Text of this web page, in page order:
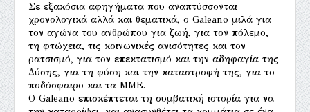
Σε εξακόσια αφηγήματα που αναπτύσσονται
χρονολογικά αλλά και θεματικά, ο Galeano μιλά για
τον αγώνα του ανθρώπου για ζωή, για τον πόλεμο,
τη φτώχεια, τις κοινωνικές ανισότητες και τον
ρατσισμό, για τον επεκτατισμό και την αδηφαγία της
Δύσης, για τη φύση και την καταστροφή της, για το
ποδόσφαιρο και τα ΜΜΕ.
Ο Galeano επισκέπτεται τη συμβατική ιστορία για να